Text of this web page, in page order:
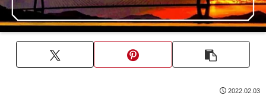
2022.02.03